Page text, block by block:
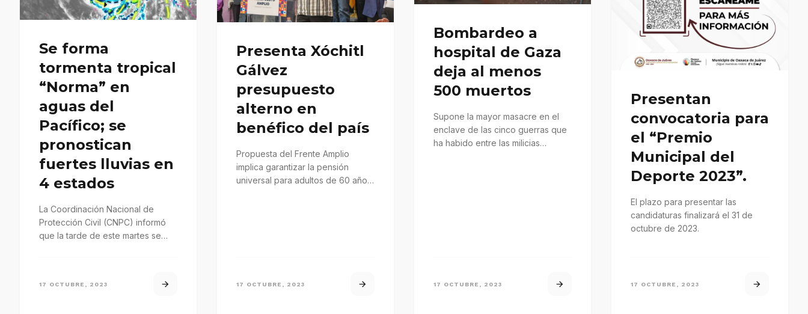
Se forma
tormenta tropical
“Norma” en
aguas del
Pacífico; se
pronostican
fuertes lluvias en
4 estados
La Coordinación Nacional de
Protección Civil (CNPC) informó
que la tarde de este martes se
17 OCTUBRE, 2023
Presenta Xóchitl
Gálvez
presupuesto
alterno en
benéfico del país
Propuesta del Frente Amplio
implica garantizar la pensión
universal para adultos de 60 años
17 OCTUBRE, 2023
Bombardeo a
hospital de Gaza
deja al menos
500 muertos
Supone la mayor masacre en el
enclave de las cinco guerras que
ha habido entre las milicias
17 OCTUBRE, 2023
Presentan
convocatoria para
el “Premio
Municipal del
Deporte 2023”.
El plazo para presentar las
candidaturas finalizará el 31 de
octubre de 2023.
17 OCTUBRE, 2023